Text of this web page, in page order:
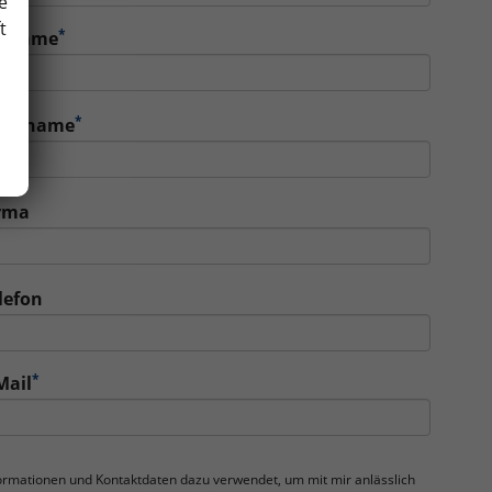
*
*
*
und Kontaktdaten dazu verwendet, um mit mir anlässlich